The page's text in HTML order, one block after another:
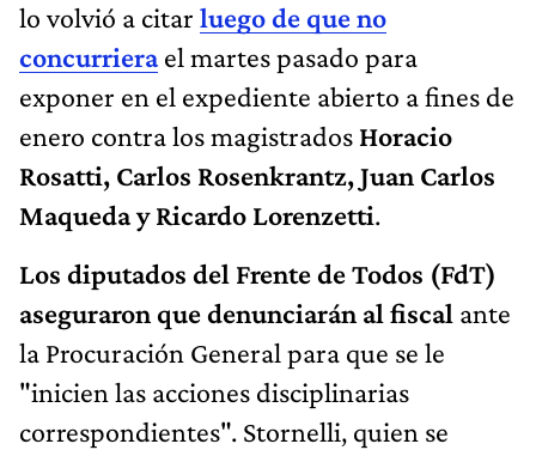
lo volvió a citar luego de que no
concurrierael martes pasado para
exponer en el expediente abierto a fines de
enero contra los magistrados Horacio
Rosatti, Carlos Rosenkrantz, Juan Carlos
Maqueda y Ricardo Lorenzetti.
Los diputados del Frente de Todos (FdT)
aseguraron que denunciarán al fiscal ante
la Procuración General para que se le
"inicien las acciones disciplinarias
correspondientes". Stornelli, quien se